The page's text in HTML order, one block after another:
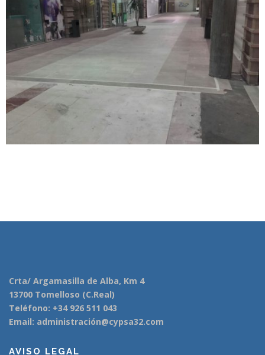
Crta/ Argamasilla de Alba, Km 4
13700 Tomelloso (C.Real)
Teléfono: +34 926 511 043
Email: administración@cypsa32.com
AVISO LEGAL